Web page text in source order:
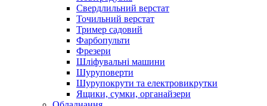
Свердлильний верстат
Точильний верстат
Тример садовий
Фарбопульти
Фрезери
Шліфувальні машини
Шуруповерти
Шурупокрути та електровикрутки
Ящики, сумки, органайзери